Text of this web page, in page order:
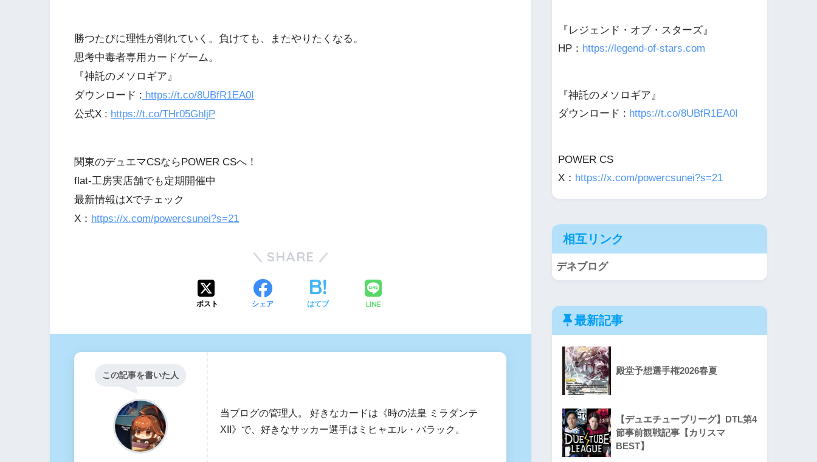
勝つたびに理性が削れていく。負けても、またやりたくなる。
思考中毒者専用カードゲーム。
『神託のメソロギア』
ダウンロード : https://t.co/8UBfR1EA0I
公式X : https://t.co/THr05GhljP
関東のデュエマCSならPOWER CSへ！
flat-工房実店舗でも定期開催中
最新情報はXでチェック
X： https://x.com/powercsunei?s=21
SHARE
ポスト シェア はてブ LINE
この記事を書いた人
当ブログの管理人。 好きなカードは《時の法皇 ミラダンテ
XII》で、好きなサッカー選手はミヒャエル・バラック。
『レジェンド・オブ・スターズ』
HP： https://legend-of-stars.com
『神託のメソロギア』
ダウンロード : https://t.co/8UBfR1EA0I
POWER CS
X： https://x.com/powercsunei?s=21
相互リンク
デネブログ
最新記事
殿堂予想選手権2026春夏
【デュエチューブリーグ】DTL第4
節事前観戦記事【カリスマ
BEST】